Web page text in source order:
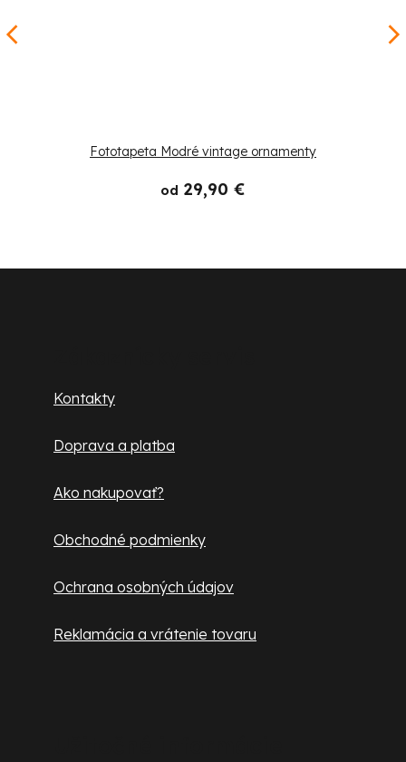
Fototapeta Modré vintage ornamenty
od 29,90 €
Kontakty
Doprava a platba
Ako nakupovať?
Obchodné podmienky
Ochrana osobných údajov
Reklamácia a vrátenie tovaru